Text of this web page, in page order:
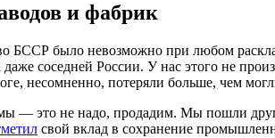
и фабрик
БССР было невозможно при любом
даже соседней России. У нас этого не
несомненно, потеряли больше, чем
— это не надо, продадим. Мы пошли
свой вклад в сохранение